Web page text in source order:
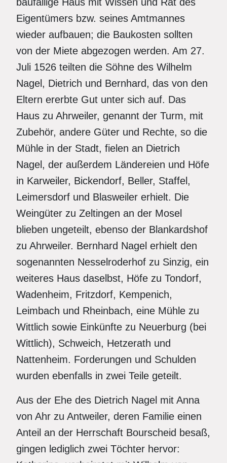
Eigentümers bzw. seines Amtmannes
wieder aufbauen; die Baukosten sollten
von der Miete abgezogen werden. Am 27.
Juli 1526 teilten die Söhne des Wilhelm
Nagel, Dietrich und Bernhard, das von den
Eltern ererbte Gut unter sich auf. Das
Haus zu Ahrweiler, genannt der Turm, mit
Zubehör, andere Güter und Rechte, so die
Mühle in der Stadt, fielen an Dietrich
Nagel, der außerdem Ländereien und Höfe
in Karweiler, Bickendorf, Beller, Staffel,
Leimersdorf und Blasweiler erhielt. Die
Weingüter zu Zeltingen an der Mosel
blieben ungeteilt, ebenso der Blankardshof
zu Ahrweiler. Bernhard Nagel erhielt den
sogenannten Nesselroderhof zu Sinzig, ein
weiteres Haus daselbst, Höfe zu Tondorf,
Wadenheim, Fritzdorf, Kempenich,
Leimbach und Rheinbach, eine Mühle zu
Wittlich sowie Einkünfte zu Neuerburg (bei
Wittlich), Schweich, Hetzerath und
Nattenheim. Forderungen und Schulden
wurden ebenfalls in zwei Teile geteilt.
Aus der Ehe des Dietrich Nagel mit Anna
von Ahr zu Antweiler, deren Familie einen
Anteil an der Herrschaft Bourscheid besaß,
gingen lediglich zwei Töchter hervor: